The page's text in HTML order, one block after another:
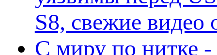
S8, свежие
С миру по нитке -